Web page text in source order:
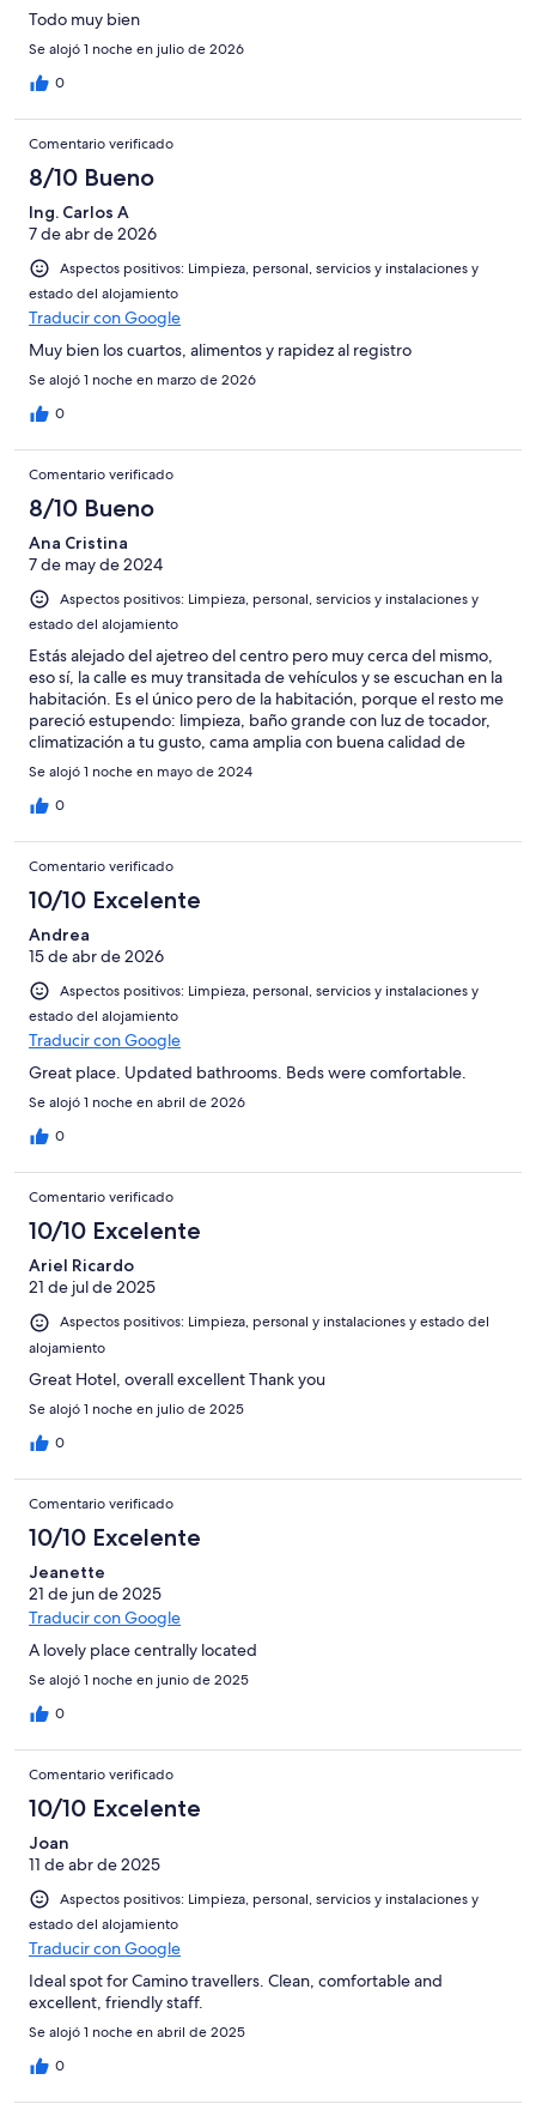
Todo muy bien
Se alojó 1 noche en julio de 2026
0
Comentario verificado
8/10 Bueno
Ing. Carlos A
7 de abr de 2026
Aspectos positivos: Limpieza, personal, servicios y instalaciones y
estado del alojamiento
Traducir con Google
Muy bien los cuartos, alimentos y rapidez al registro
Se alojó 1 noche en marzo de 2026
0
Comentario verificado
8/10 Bueno
Ana Cristina
7 de may de 2024
Aspectos positivos: Limpieza, personal, servicios y instalaciones y
estado del alojamiento
Estás alejado del ajetreo del centro pero muy cerca del mismo,
eso sí, la calle es muy transitada de vehículos y se escuchan en la
habitación. Es el único pero de la habitación, porque el resto me
pareció estupendo: limpieza, baño grande con luz de tocador,
climatización a tu gusto, cama amplia con buena calidad de
tejidos y almohadas, smartv... El desayuno es tipo bufet y
continental, cuyo precio me parece adecuado si eres de
desayunar variado.
Se alojó 1 noche en mayo de 2024
0
Comentario verificado
10/10 Excelente
Andrea
15 de abr de 2026
Aspectos positivos: Limpieza, personal, servicios y instalaciones y
estado del alojamiento
Traducir con Google
Great place. Updated bathrooms. Beds were comfortable.
Se alojó 1 noche en abril de 2026
0
Comentario verificado
10/10 Excelente
Ariel Ricardo
21 de jul de 2025
Aspectos positivos: Limpieza, personal y instalaciones y estado del
alojamiento
Great Hotel, overall excellent Thank you
Se alojó 1 noche en julio de 2025
0
Comentario verificado
10/10 Excelente
Jeanette
21 de jun de 2025
Traducir con Google
A lovely place centrally located
Se alojó 1 noche en junio de 2025
0
Comentario verificado
10/10 Excelente
Joan
11 de abr de 2025
Aspectos positivos: Limpieza, personal, servicios y instalaciones y
estado del alojamiento
Traducir con Google
Ideal spot for Camino travellers. Clean, comfortable and
excellent, friendly staff.
Se alojó 1 noche en abril de 2025
0